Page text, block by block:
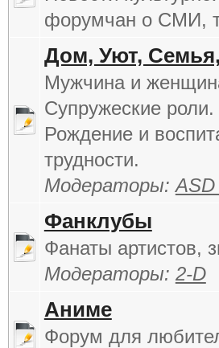
форумчан о СМИ,
Дом, Уют,
Мужчина и
Супружеские
Рождение и
трудности.
Модераторы:
Фанклубы
Фанаты артистов,
Модераторы: 2-D
Аниме
Форум для